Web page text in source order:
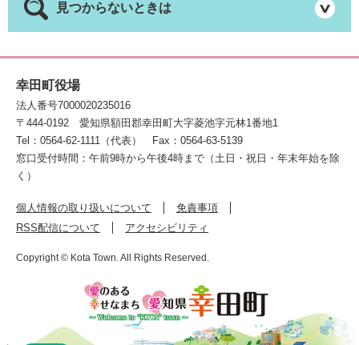
見つからないときは
幸田町役場
法人番号7000020235016
〒444-0192
愛知県額田郡幸田町大字菱池字元林1番地1
Tel：0564-62-1111（代表）
Fax：0564-63-5139
窓口受付時間：午前9時から午後4時まで（土日・祝日・年末年始を除
く）
個人情報の取り扱いについて
免責事項
RSS配信について
アクセシビリティ
Copyright © Kota Town. All Rights Reserved.